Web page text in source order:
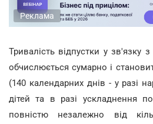
Реклама
Тривалість відпустки у зв'язку
обчислюється сумарно і
(140 календарних днів - у разі
дітей та в разі ускладнення
повністю незалежно від